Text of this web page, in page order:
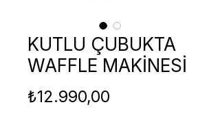
KUTLU ÇUBUKTA
WAFFLE MAKİNESİ
₺12.990,00